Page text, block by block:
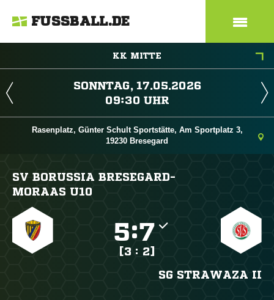
FUSSBALL.DE
KK MITTE
 
 
Rasenplatz, Günter Schult Sportstätte, Am Sportplatz 3,
19230 Bresegard
SV BORUSSIA BRESEGARD-
MORAAS U10
:
[3 : 2]
SG STRAWAZA II